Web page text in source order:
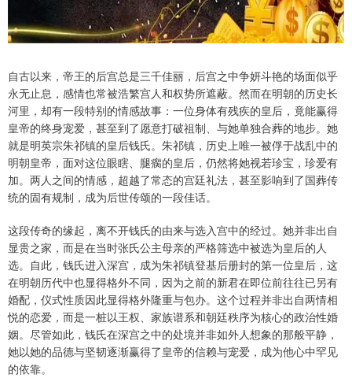
自古以来，帝王的后宫总是三千佳丽，后宫之中争妍斗艳的场面似乎
永无止息，感情也常被浩繁宫人和权势所遮蔽。然而在明朝的历史长
河里，却有一段特别的情感故事：一位身体有残疾的皇后，竟能赢得
皇帝的终身宠爱，甚至到了愿意打破祖制、与她单独合葬的地步。她
就是明英宗朱祁镇的皇后钱氏。朱祁镇，历史上唯一被俘于战乱中的
明朝皇帝，面对这位眼瞎、腿瘸的皇后，仍然将她视若珍宝，珍爱有
加。两人之间的情感，超越了常态的宫廷礼法，甚至影响到了国葬传
统的固有规制，成为后世传颂的一段佳话。
这段传奇的缘起，离不开钱氏的由来与选入宫中的经过。她并非出自
显贵之家，而是在当时张氏公主母亲的严格筛选中被选为皇后的人
选。自此，钱氏进入深宫，成为朱祁镇登基后册封的第一位皇后，这
在明朝历代中也显得格外不同，因为之前的新君在即位前往往已另有
婚配，仪式性质因此显得格外隆重与包办。这个过程并非出自两情相
悦的恋爱，而是一桩以王权、家族谱系和朝廷秩序为核心的政治性婚
姻。尽管如此，钱氏在深宫之中的处境并非如外人想象的那般平静，
她以她的品德与坚韧逐渐赢得了皇帝的信赖与宠爱，成为他心中罕见
的依靠。